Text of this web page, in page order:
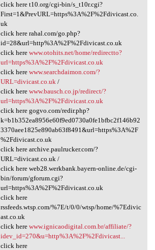
click here t10.org/cgi-bin/s_t10r.cgi?
First=1&PrevURL=https%3A%2F%2Fdivicast.co.
uk
click here rahal.com/go.php?
id=28&url=http%3A%2F%2Fdivicast.co.uk
click here www.otohits.net/home/redirectto?
url=https%3A%2F%2Fdivicast.co.uk
click here www.searchdaimon.com/?
URL=divicast.co.uk/
click here www.bausch.co.jp/redirect/?
url=https%3A%2F%2Fdivicast.co.uk
click here gogvo.com/redir.php?
k=b1b352ea8956e60f9ed0730a0fe1bfbc2f146b92
3370aee1825e890ab63f8491&url=https%3A%2F
%2Fdivicast.co.uk
click here archive.paulrucker.com/?
URL=divicast.co.uk /
click here web28.werkbank.bayern-online.de/cgi-
bin/forum/gforum.cgi?
url=https%3A%2F%2Fdivicast.co.uk
click here
rssfeeds.wtsp.com/%7E/t/0/0/wtsp/home/%7Edivic
ast.co.uk
click here www.ignicaodigital.com.br/affiliate/?
idev_id=270&u=http%3A%2F%2Fdivicast...
click here